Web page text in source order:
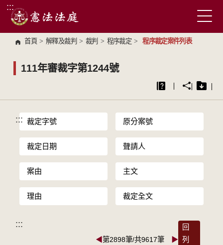
跳到主要內容區塊
:::
首頁 > 解釋及裁判 > 裁判 > 程序裁定 > 程序裁定案件列表
111年審裁字第1244號
::: 裁定字號 原分案號
裁定日期 聲請人
案由 主文
理由 裁定全文
:::
◀第2898筆/共9617筆 ▶
回
列